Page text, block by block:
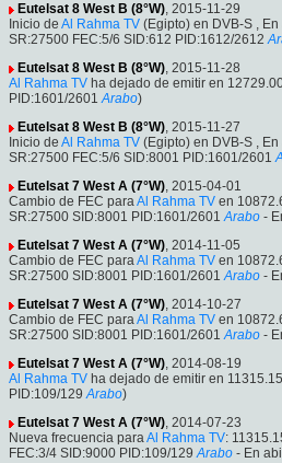
Eutelsat 8 West B (8°W), 2015-11-29
Inicio de Al Rahma TV (Egipto) en DVB-S ,
SR:27500 FEC:5/6 SID:612 PID:1612/2612
Eutelsat 8 West B (8°W), 2015-11-28
Al Rahma TV ha dejado de emitir en
PID:1601/2601 Arabo)
Eutelsat 8 West B (8°W), 2015-11-27
Inicio de Al Rahma TV (Egipto) en DVB-S ,
SR:27500 FEC:5/6 SID:8001 PID:1601/2601
Eutelsat 7 West A (7°W), 2015-04-01
Cambio de FEC paraAl Rahma TV en
SR:27500 SID:8001 PID:1601/2601 Arabo -
Eutelsat 7 West A (7°W), 2014-11-05
Cambio de FEC paraAl Rahma TV en
SR:27500 SID:8001 PID:1601/2601 Arabo -
Eutelsat 7 West A (7°W), 2014-10-27
Cambio de FEC paraAl Rahma TV en
SR:27500 SID:8001 PID:1601/2601 Arabo -
Eutelsat 7 West A (7°W), 2014-08-19
Al Rahma TV ha dejado de emitir en
PID:109/129 Arabo)
Eutelsat 7 West A (7°W), 2014-07-23
Nueva frecuencia paraAl Rahma TV:
FEC:3/4 SID:9000 PID:109/129 Arabo - En